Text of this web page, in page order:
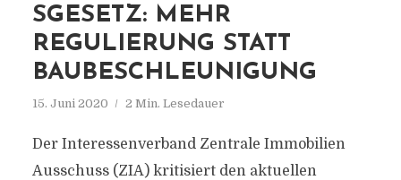
SGESETZ: MEHR
REGULIERUNG STATT
BAUBESCHLEUNIGUNG
15. Juni 2020 2 Min. Lesedauer
Der Interessenverband Zentrale Immobilien
Ausschuss (ZIA) kritisiert den aktuellen